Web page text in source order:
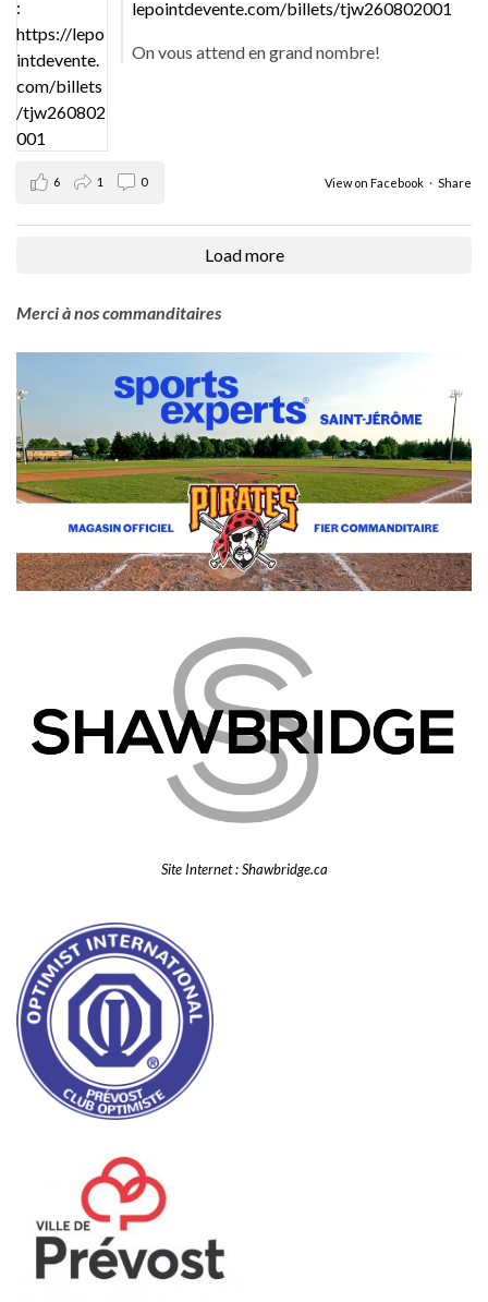
lepointdevente.com/billets/tjw260802001
On vous attend en grand nombre!
View on Facebook · Share
6 1 0
Load more
Merci à nos commanditaires
Site Internet : Shawbridge.ca